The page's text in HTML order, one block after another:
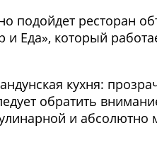
подойдет ресторан
и Еда», который
кухня:
обратить
и абсолютно